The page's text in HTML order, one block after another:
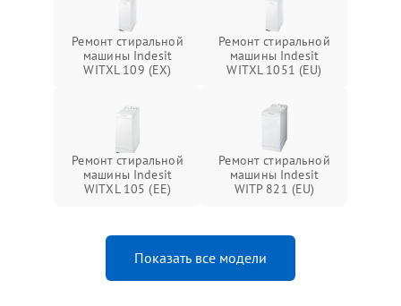
Ремонт стиральной
машины Indesit
WITXL 109 (EX)
Ремонт стиральной
машины Indesit
WITXL 1051 (EU)
Ремонт стиральной
машины Indesit
WITXL 105 (EE)
Ремонт стиральной
машины Indesit
WITP 821 (EU)
Показать все модели